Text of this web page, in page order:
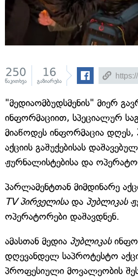
250
წაკითხვა
16
გაზიარება
"მედიაომბუდსმენის" მიერ
ინფორმაციით, სპეციალურ
მიაწოდეს ინფორმაცია დღეს,
აქციის გაშუქებისას
ჟურნალისტებისა და
პარლამენტთან მიმდინარე
TV პირველისადა პუბლიკას
ოპერატორები დაშავდნენ.
ამასთან მედია პუბლიკას
დღევანდელ საპროტესტო
პროფესიული მოვალეობის